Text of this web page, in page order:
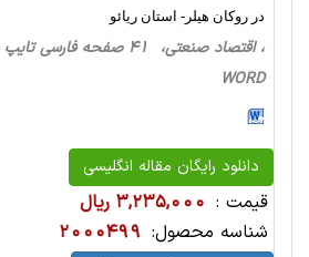
در روكان هيلر- استان ريائو
WORD
دانلود رایگان مقاله انگلیسی
قیمت : 3,235,000 ریال
شناسه محصول: 2000499